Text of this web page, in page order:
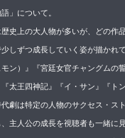
」について。
史上の大人物が多いが、どの作
しずつ成長していく姿が描かれ
ン）』『宮廷女官チャングムの誓
『太王四神記』『イ・サン』『ト
劇は特定の人物のサクセス・ス
主人公の成長を視聴者も一緒に